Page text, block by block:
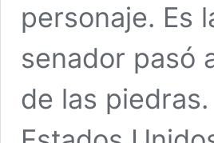
personaje. Es
senador pasó
de las